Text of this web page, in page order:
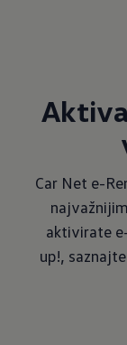
Car Net e-
aktivirate
up!,